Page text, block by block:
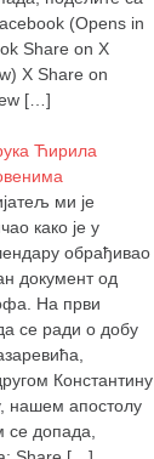
(Opens in
Share on X
X Share on
[…]
Ћирила
ми је
како је у
обрађивао
документ од
На први
се ради о добу
Константину
нашем апостолу
се допада,